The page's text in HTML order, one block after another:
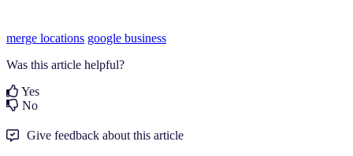
merge locations google business
Was this article helpful?
Yes
No
Give feedback about this article